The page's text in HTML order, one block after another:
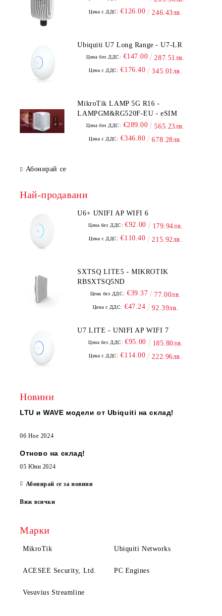
Цена с ДДС: €126.00 246.43лв.
Ubiquiti U7 Long Range - U7-LR
Цена без ДДС: €147.00 287.51лв.
Цена с ДДС: €176.40 345.01лв.
MikroTik LAMP 5G R16 -
LAMPGM&RG520F-EU - eSIM
Цена без ДДС: €289.00 565.23лв.
Цена с ДДС: €346.80 678.28лв.
Абонирай се
Най-продавани
U6+ UNIFI AP WIFI 6
Цена без ДДС: €92.00 179.94лв.
Цена с ДДС: €110.40 215.92лв.
SXTSQ LITE5 - MIKROTIK
RBSXTSQ5ND
Цена без ДДС: €39.37 77.00лв.
Цена с ДДС: €47.24 92.39лв.
U7 LITE - UNIFI AP WIFI 7
Цена без ДДС: €95.00 185.80лв.
Цена с ДДС: €114.00 222.96лв.
Новини
LTU и WAVE модели от Ubiquiti на склад!
06 Ное 2024
Отново на склад!
05 Юни 2024
Абонирай се за новини
Виж всички
Марки
MikroTik Ubiquiti Networks
ACESEE Security, Ltd. PC Engines
Vesuvius Streamline